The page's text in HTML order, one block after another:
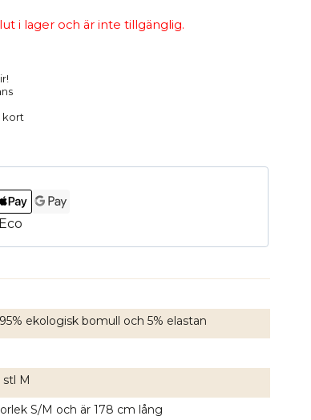
i lager och är inte tillgänglig.
kort
ekologisk bomull och 5% elastan
stl M
S/M och är 178 cm lång